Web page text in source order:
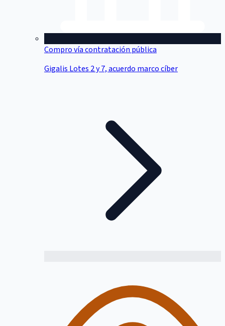
Compro vía contratación pública
Gigalis Lotes 2 y 7, acuerdo marco cíber